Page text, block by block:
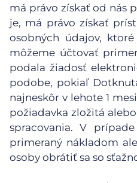
má právo získať od nás
je, má právo získať
osobných údajov,
môžeme účtovať
podala žiadosť
podobe, pokiaľ
najneskôr v lehote 1
požiadavka zložitá
spracovania. V
primeraný nákladom
osoby obrátiť sa so